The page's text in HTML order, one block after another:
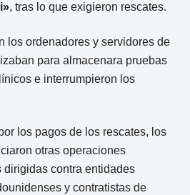
, tras lo que exigieron rescates.
los ordenadores y servidores de
para almacenara pruebas
e interrumpieron los
los pagos de los rescates, los
otras operaciones
contra entidades
y contratistas de